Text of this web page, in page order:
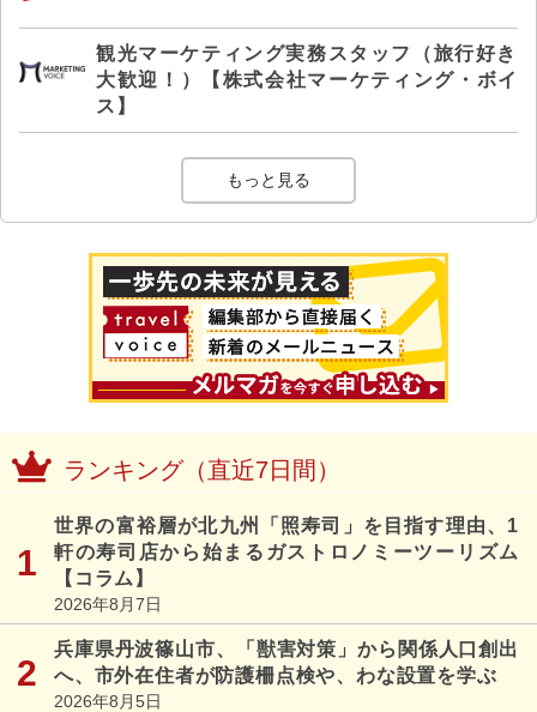
観光マーケティング実務スタッフ（旅行好き
大歓迎！）【株式会社マーケティング・ボイ
ス】
もっと見る
ランキング（直近7日間）
世界の富裕層が北九州「照寿司」を目指す理由、1
軒の寿司店から始まるガストロノミーツーリズム
【コラム】
2026年8月7日
兵庫県丹波篠山市、「獣害対策」から関係人口創出
へ、市外在住者が防護柵点検や、わな設置を学ぶ
2026年8月5日